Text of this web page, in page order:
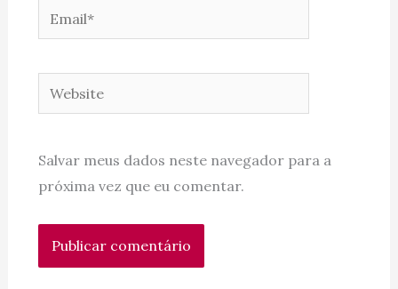
Email*
Website
Salvar meus dados neste navegador para a
próxima vez que eu comentar.